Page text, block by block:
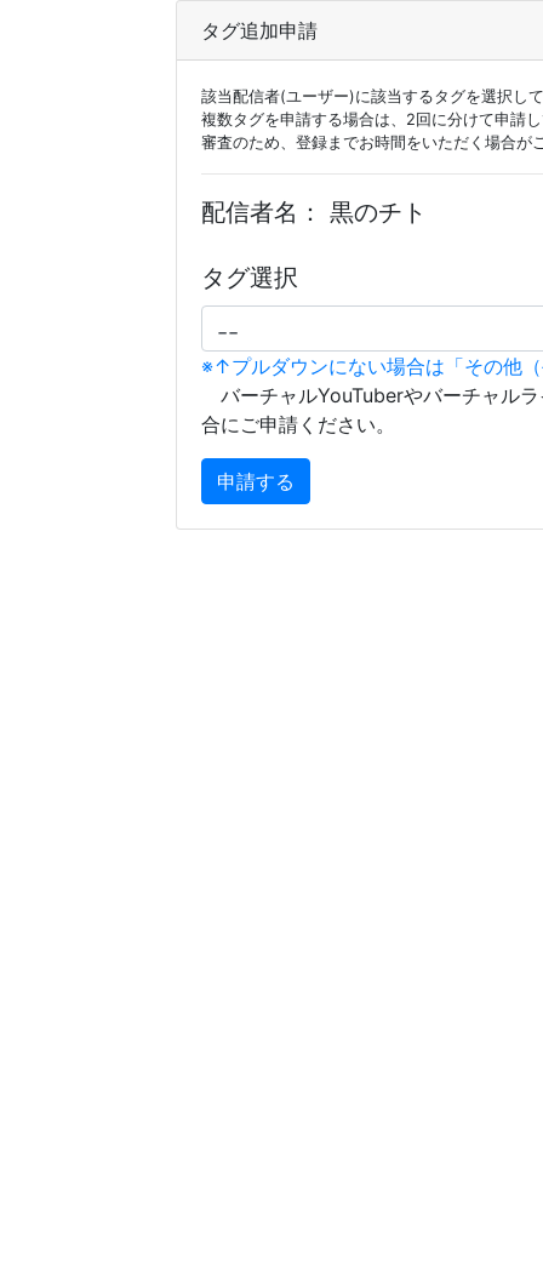
タグ追加申請
該当配信者(ユーザー)に該当するタグを選択し
複数タグを申請する場合は、2回に分けて申請
審査のため、登録までお時間をいただく場合が
配信者名： 黒のチト
タグ選択
※↑プルダウンにない場合は「その他
バーチャルYouTuberやバーチャル
合にご申請ください。
申請する